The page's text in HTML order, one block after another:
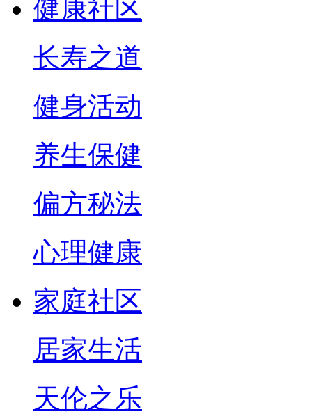
健康社区
长寿之道
健身活动
养生保健
偏方秘法
心理健康
家庭社区
居家生活
天伦之乐